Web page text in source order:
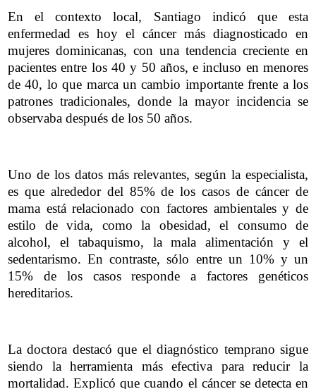
En el contexto local, Santiago indicó que esta
enfermedad es hoy el cáncer más diagnosticado en
mujeres dominicanas, con una tendencia creciente en
pacientes entre los 40 y 50 años, e incluso en menores
de 40, lo que marca un cambio importante frente a los
patrones tradicionales, donde la mayor incidencia se
observaba después de los 50 años.
Uno de los datos más relevantes, según la especialista,
es que alrededor del 85% de los casos de cáncer de
mama está relacionado con factores ambientales y de
estilo de vida, como la obesidad, el consumo de
alcohol, el tabaquismo, la mala alimentación y el
sedentarismo. En contraste, sólo entre un 10% y un
15% de los casos responde a factores genéticos
hereditarios.
La doctora destacó que el diagnóstico temprano sigue
siendo la herramienta más efectiva para reducir la
mortalidad. Explicó que cuando el cáncer se detecta en